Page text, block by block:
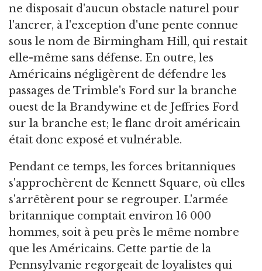
ne disposait d'aucun obstacle naturel pour
l'ancrer, à l'exception d'une pente connue
sous le nom de Birmingham Hill, qui restait
elle-même sans défense. En outre, les
Américains négligèrent de défendre les
passages de Trimble's Ford sur la branche
ouest de la Brandywine et de Jeffries Ford
sur la branche est; le flanc droit américain
était donc exposé et vulnérable.
Pendant ce temps, les forces britanniques
s'approchèrent de Kennett Square, où elles
s'arrêtèrent pour se regrouper. L'armée
britannique comptait environ 16 000
hommes, soit à peu près le même nombre
que les Américains. Cette partie de la
Pennsylvanie regorgeait de loyalistes qui